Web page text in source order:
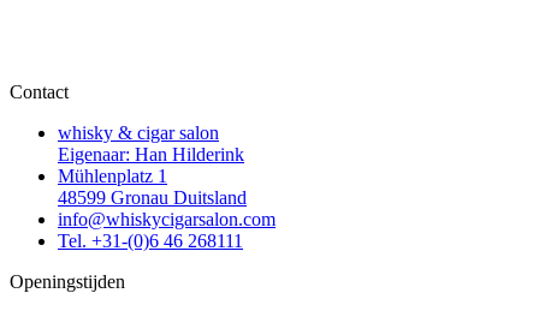
Contact
whisky & cigar salon
Eigenaar: Han Hilderink
Mühlenplatz 1
48599 Gronau Duitsland
info@whiskycigarsalon.com
Tel. +31-(0)6 46 268111
Openingstijden